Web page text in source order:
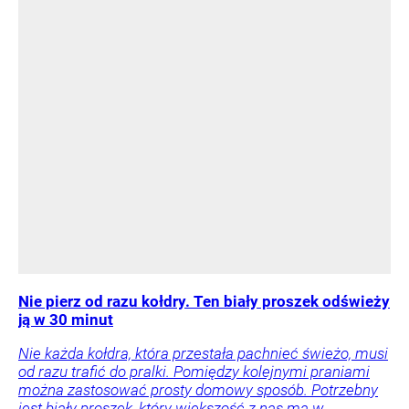
Nie pierz od razu kołdry. Ten biały proszek odświeży
ją w 30 minut
Nie każda kołdra, która przestała pachnieć świeżo, musi
od razu trafić do pralki. Pomiędzy kolejnymi praniami
można zastosować prosty domowy sposób. Potrzebny